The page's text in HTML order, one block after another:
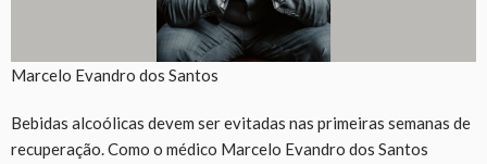
Marcelo Evandro dos Santos
Bebidas alcoólicas devem ser evitadas nas primeiras semanas de
recuperação. Como o médico Marcelo Evandro dos Santos